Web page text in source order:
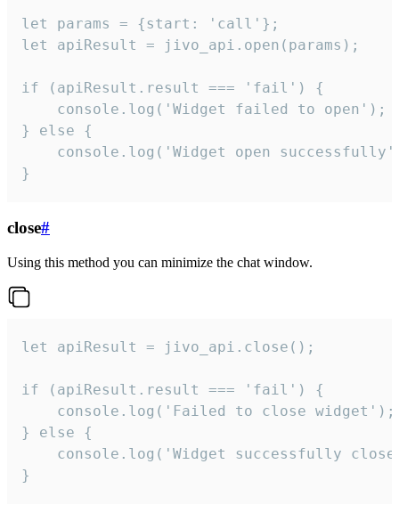
let params = {start: 'call'};
let apiResult = jivo_api.open(params);
if (apiResult.result === 'fail') {
    console.log('Widget failed to open');
} else {
console.log('Widget open
}
close#
Using this method you can minimize the chat window.
let apiResult = jivo_api.close();
if (apiResult.result === 'fail') {
    console.log('Failed to close widget');
} else {
console.log('Widget successfully
}